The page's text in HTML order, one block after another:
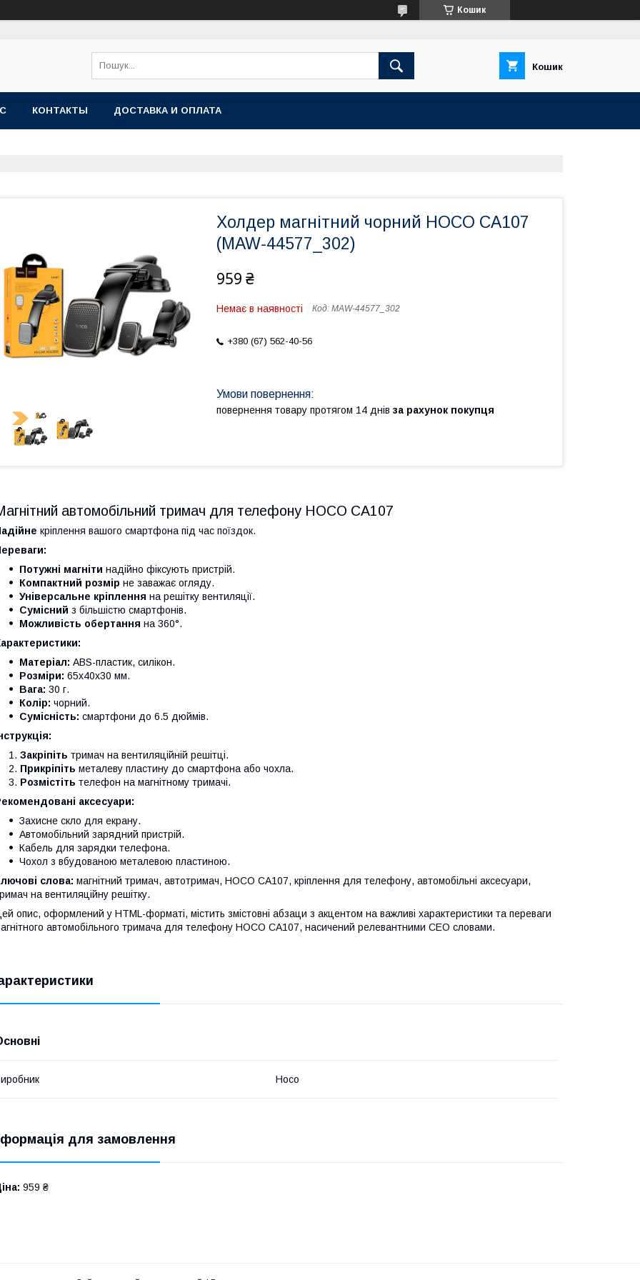
Кошик
Кошик
КОНТАКТЫ ДОСТАВКА И ОПЛАТА
Холдер магнітний чорний HOCO CA107
(MAW-44577_302)
959 ₴
Немає в наявності Код: MAW-44577_302
+380 (67) 562-40-56
повернення товару протягом 14 днів за рахунок покупця
автомобільний тримач для телефону HOCO CA107
кріплення вашого смартфона під час поїздок.
Потужні магніти надійно фіксують пристрій.
Компактний розмір не заважає огляду.
Універсальне кріплення на решітку вентиляції.
Сумісний з більшістю смартфонів.
Можливість обертання на 360°.
Матеріал: ABS-пластик, силікон.
Розміри: 65x40x30 мм.
Вага: 30 г.
Колір: чорний.
Сумісність: смартфони до 6.5 дюймів.
Закріпіть тримач на вентиляційній решітці.
Прикріпіть металеву пластину до смартфона або чохла.
Розмістіть телефон на магнітному тримачі.
аксесуари:
Захисне скло для екрану.
Автомобільний зарядний пристрій.
Кабель для зарядки телефона.
Чохол з вбудованою металевою пластиною.
слова: магнітний тримач, автотримач, HOCO CA107, кріплення для телефону, автомобільні аксесуари,
на вентиляційну решітку.
опис, оформлений у HTML-форматі, містить змістовні абзаци з акцентом на важливі характеристики та переваги
автомобільного тримача для телефону HOCO CA107, насичений релевантними СЕО словами.
Hoco
для замовлення
959 ₴